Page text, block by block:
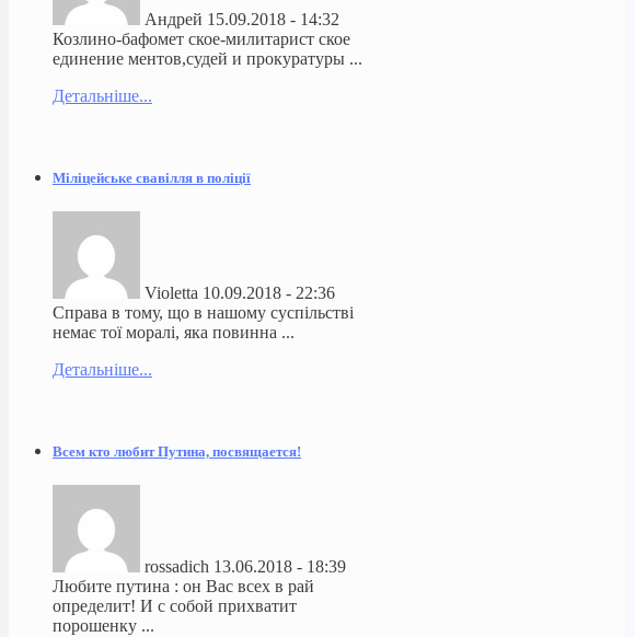
Андрей 15.09.2018 - 14:32
Козлино-бафомет ское-милитарист ское
единение ментов,судей и прокуратуры ...
Детальніше...
Міліцейське свавілля в поліції
Violetta 10.09.2018 - 22:36
Справа в тому, що в нашому суспільстві
немає тої моралі, яка повинна ...
Детальніше...
Всем кто любит Путина, посвящается!
rossadich 13.06.2018 - 18:39
Любите путина : он Вас всех в рай
определит! И с собой прихватит
порошенку ...